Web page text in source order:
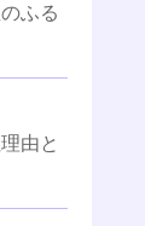
ふる
由と